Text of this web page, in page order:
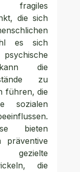
die sich
es sich
die
zu
führen, die
sozialen
bieten
präventive
die